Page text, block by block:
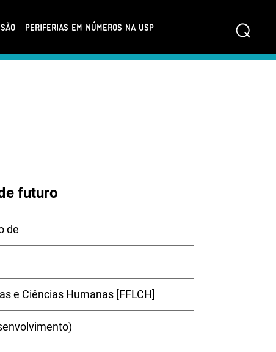
PERIFERIAS EM NÚMEROS NA USP ⌕
futuro
de
e Ciências Humanas [FFLCH]